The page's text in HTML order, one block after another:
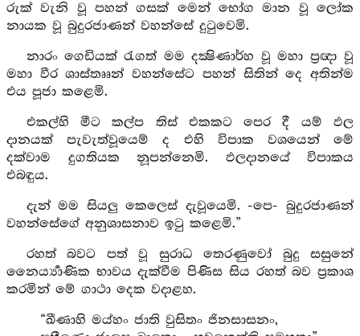
රුක් වැනි වූ පහන් ගසක් මෙන් භෝග මාන වූ ලෝක
නායක වූ බුදුරජාණන් වහන්සේ දුටුවෙමි.
නාරං ගෙඩියක් රැගත් මම දක්‍ෂිණාර්හ වූ මහා ප්‍රඥා වූ
මහා වීර ශාස්තෲන් වහන්සේට පහන් සිතින් දෙ අතින්ම
එය පූජා කළෙමි.
එකල්හි මීට කල්ප තිස් එකකට පෙර දී යම් ඵල
දානයක් පැවැත්වූයෙම් ද එහි විපාක වශයෙන් මේ
දක්වාම දුගතියක නූපන්නෙමි. ඵලදානයේ විපාකය
එබඳුය.
දැන් මම සියලු කෙලෙස් දැවූයෙමි. -පෙ- බුදුරජාණන්
වහන්සේගේ අනුශාසනාව ඉටු කළෙමි.”
රහත් බවට පත් වූ සුරාධ තෙරණුවෝ බුදු සසුනේ
නෛර්‍ය්‍යාණික භාවය දැක්වීම පිණිස සිය රහත් බව ප්‍රකාශ
කරමින් මේ ගාථා දෙක වදාළහ.
“ඛීණාහි මය්හං ජාති වුසිතං ජිනසාසනං,